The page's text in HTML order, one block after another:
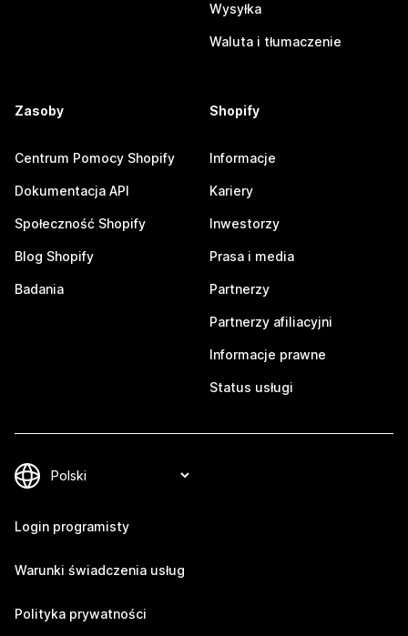
Wysyłka
Waluta i tłumaczenie
Zasoby
Centrum Pomocy Shopify
Dokumentacja API
Społeczność Shopify
Blog Shopify
Badania
Shopify
Informacje
Kariery
Inwestorzy
Prasa i media
Partnerzy
Partnerzy afiliacyjni
Informacje prawne
Status usługi
Login programisty
Warunki świadczenia usług
Polityka prywatności